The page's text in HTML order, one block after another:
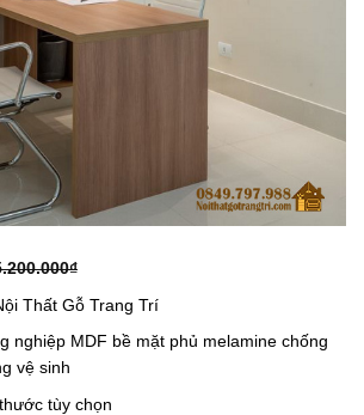
₫
Thất Gỗ Trang Trí
nghiệp MDF bề mặt phủ melamine chống
vệ sinh
tùy chọn